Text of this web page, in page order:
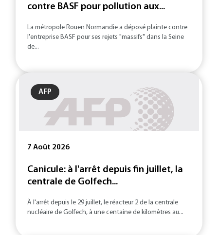
contre BASF pour pollution aux...
La métropole Rouen Normandie a déposé plainte contre
l'entreprise BASF pour ses rejets "massifs" dans la Seine
de...
AFP
7 Août 2026
Canicule: à l'arrêt depuis fin juillet, la
centrale de Golfech...
À l'arrêt depuis le 29 juillet, le réacteur 2 de la centrale
nucléaire de Golfech, à une centaine de kilomètres au...